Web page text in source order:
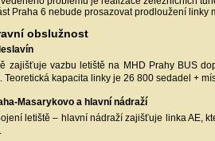
Praha 6 nebude prosazovat prodloužení linky
obslužnost
zajišťuje vazbu letiště na MHD Prahy BUS
Teoretická kapacita linky je 26 800 sedadel +
Masarykovo a hlavní nádraží
letiště – hlavní nádraží zajišťuje linka AE,